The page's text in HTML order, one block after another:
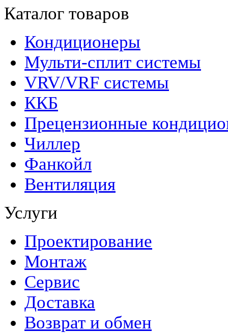
Каталог товаров
Кондиционеры
Мульти-сплит системы
VRV/VRF системы
ККБ
Прецензионные
Чиллер
Фанкойл
Вентиляция
Услуги
Проектирование
Монтаж
Сервис
Доставка
Возврат и обмен